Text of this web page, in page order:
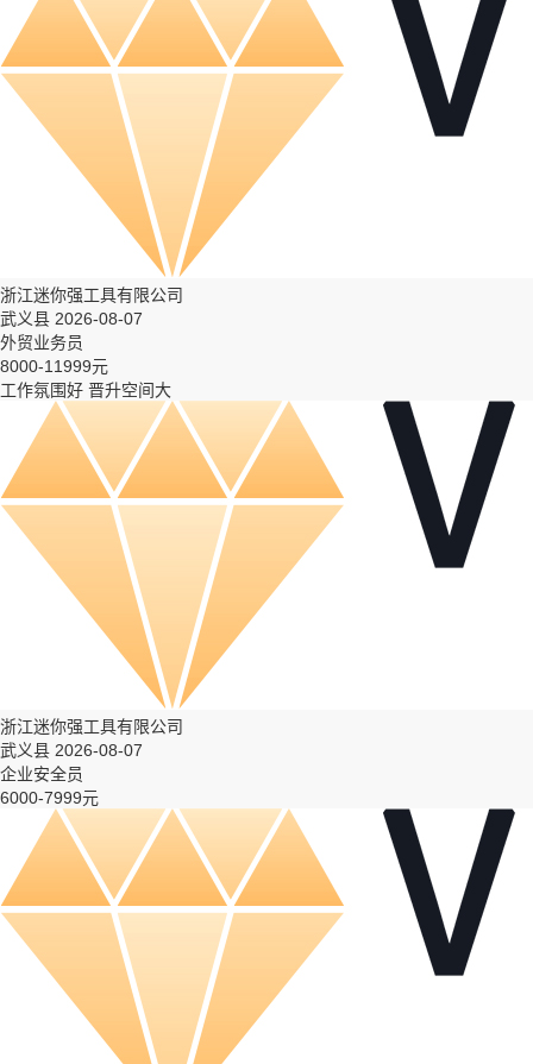
浙江迷你强工具有限公司
武义县 2026-08-07
外贸业务员
8000-11999元
工作氛围好 晋升空间大
浙江迷你强工具有限公司
武义县 2026-08-07
企业安全员
6000-7999元